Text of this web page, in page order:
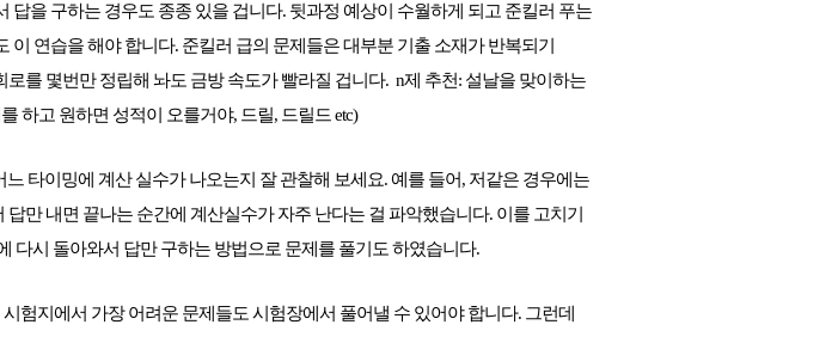
답을 구하는 경우도 종종 있을 겁니다. 뒷과정 예상이 수월하게 되고 준킬러 푸는
연습을 해야 합니다. 준킬러 급의 문제들은 대부분 기출 소재가 반복되기
를 몇번만 정립해 놔도 금방 속도가 빨라질 겁니다.  n제 추천: 설날을 맞이하는
하고 원하면 성적이 오를거야, 드릴, 드릴드 etc)
타이밍에 계산 실수가 나오는지 잘 관찰해 보세요. 예를 들어, 저같은 경우에는
만 내면 끝나는 순간에 계산실수가 자주 난다는 걸 파악했습니다. 이를 고치기
다시 돌아와서 답만 구하는 방법으로 문제를 풀기도 하였습니다.
험지에서 가장 어려운 문제들도 시험장에서 풀어낼 수 있어야 합니다. 그런데